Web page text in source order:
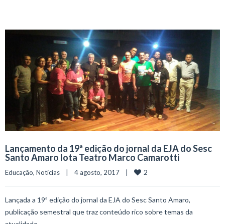
Lançamento da 19ª edição do jornal da EJA do Sesc
Santo Amaro lota Teatro Marco Camarotti
Educação, Notícias
    |    4 agosto, 2017    |
2
Lançada a 19ª edição do jornal da EJA do Sesc Santo Amaro,
publicação semestral que traz conteúdo rico sobre temas da